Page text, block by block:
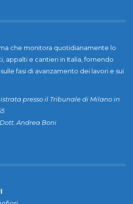
che monitora quotidianamente lo
appalti e cantieri in Italia, fornendo
fasi di avanzamento dei lavori e sui
presso il Tribunale di Milano in
Andrea Boni